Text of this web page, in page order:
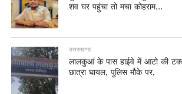
शव घर पहुंचा तो मचा कोहराम…
उत्तराखण्ड
लालकुआं के पास हाईवे में आटो की
छात्रा घायल, पुलिस मौके पर,